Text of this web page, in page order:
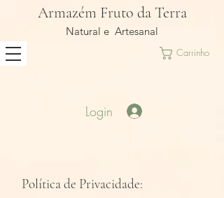
Armazém Fruto da Terra
Natural e Artesanal
Carrinho
Login
Política de Privacidade: